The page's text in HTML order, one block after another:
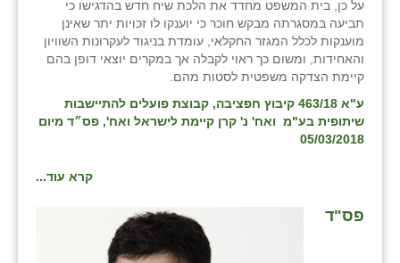
על כן, בית המשפט מחדד את הלכת שיח חדש בהדגישו כי
תביעה במסגרתה מבקש חוכר כי יוענקו לו זכויות יתר שאינן
מוענקות לכלל המגזר החקלאי, עומדת בניגוד לעקרונות השוויון
והאחידות, ומשום כך ראוי לקבלה אך במקרים יוצאי דופן בהם
קיימת הצדקה משפטית לסטות מהם.
ע"א 463/18 קיבוץ חפציבה, קבוצת פועלים להתיישבות
שיתופית בע"מ ואח' נ' קרן קיימת לישראל ואח', פס״ד מיום
05/03/2018
קרא עוד...
פס"ד
שבי ציון
שדה ורבורג
שדה צבי
שדמה
תלמי יוסף